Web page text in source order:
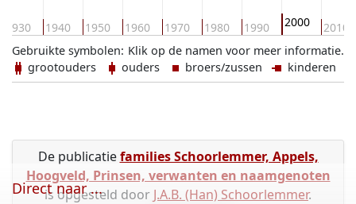
1930 1940 1950 1960 1970 1980 1990 2000 2010
Klik op de namen voor meer informatie.
Gebruikte symbolen:
grootouders
ouders broers/zussen kinderen
De publicatiefamilies Schoorlemmer, Appels,
Hoogveld, Prinsen, verwanten en naamgenoten
is opgesteld door J.A.B. (Han) Schoorlemmer.
Direct naar ...